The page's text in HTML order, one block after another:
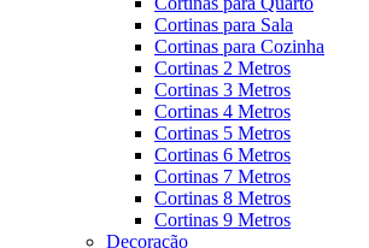
Cortinas para Sala
Cortinas para Cozinha
Cortinas 2 Metros
Cortinas 3 Metros
Cortinas 4 Metros
Cortinas 5 Metros
Cortinas 6 Metros
Cortinas 7 Metros
Cortinas 8 Metros
Cortinas 9 Metros
Decoração